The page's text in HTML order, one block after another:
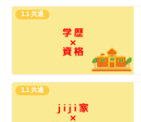
1.1 共通
1.1 共通